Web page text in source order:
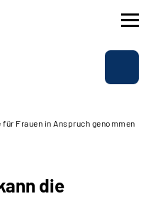
Frauen in Anspruch genommen
die